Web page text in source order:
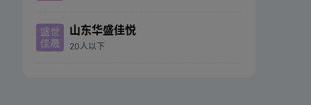
山东华盛佳悦
20人以下